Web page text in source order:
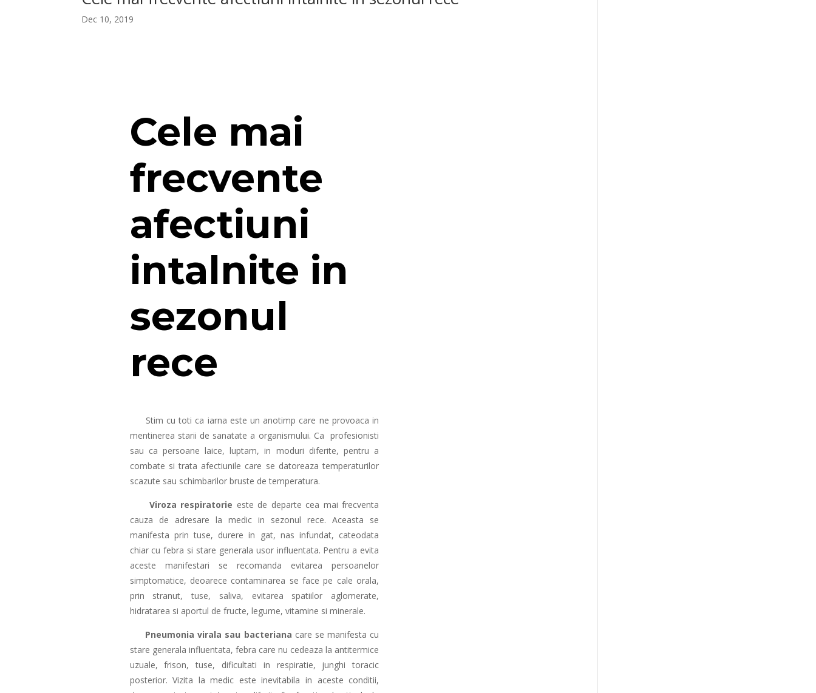
Dec 10, 2019
Cele mai
frecvente
afectiuni
intalnite in
sezonul
rece
Stim cu toti ca iarna este un anotimp care ne provoaca in
mentinerea starii de sanatate a organismului. Ca profesionisti
sau ca persoane laice, luptam, in moduri diferite, pentru a
combate si trata afectiunile care se datoreaza temperaturilor
scazute sau schimbarilor bruste de temperatura.
Viroza respiratorie este de departe cea mai frecventa
cauza de adresare la medic in sezonul rece. Aceasta se
manifesta prin tuse, durere in gat, nas infundat, cateodata
chiar cu febra si stare generala usor influentata. Pentru a evita
aceste manifestari se recomanda evitarea persoanelor
simptomatice, deoarece contaminarea se face pe cale orala,
prin stranut, tuse, saliva, evitarea spatiilor aglomerate,
hidratarea si aportul de fructe, legume, vitamine si minerale.
Pneumonia virala sau bacteriana care se manifesta cu
stare generala influentata, febra care nu cedeaza la antitermice
uzuale, frison, tuse, dificultati in respiratie, junghi toracic
posterior. Vizita la medic este inevitabila in aceste conditii,